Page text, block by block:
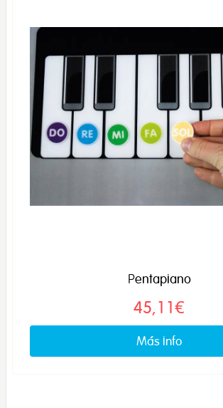
Pentapiano
45,11€
Más info